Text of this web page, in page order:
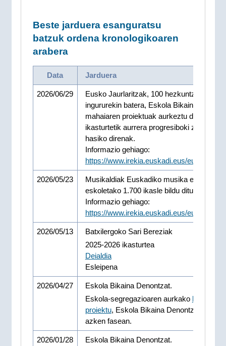
Beste jarduera esanguratsu
batzuk ordena kronologikoaren
arabera
Data Jarduera
2026/06/29
Eusko Jaurlaritzak, 100 hezkuntza-eragile
ingururekin batera, Eskola Bikaina
mahaiaren proiektuak aurkeztu ditu, 2026-
ikasturtetik aurrera progresiboki zabaltzen
hasiko direnak.
Informazio gehiago:
https://www.irekia.euskadi.eus/eu/news/
2026/05/23
Musikaldiak Euskadiko musika eta dantza
eskoletako 1.700 ikasle bildu ditu
Informazio gehiago:
https://www.irekia.euskadi.eus/eu/news/
2026/05/13
Batxilergoko Sari Bereziak
2025-2026 ikasturtea
Deialdia
Esleipena
2026/04/27
Eskola Bikaina Denontzat.
Eskola-segregazioaren aurkako bederatzi
proiektu, Eskola Bikaina Denontzat
azken fasean.
2026/01/28
Eskola Bikaina Denontzat.